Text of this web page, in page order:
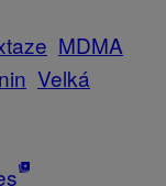
MDMA
Velká